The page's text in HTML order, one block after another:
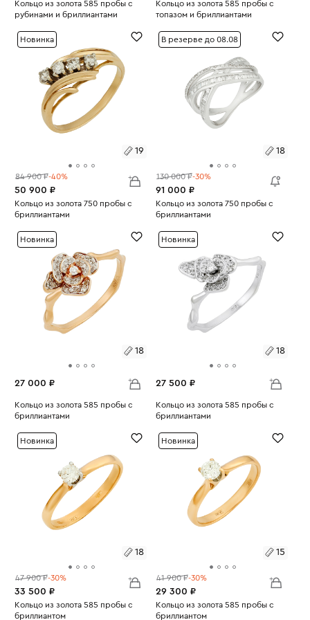
Размеры:
Кольцо из золота 585 пробы с
рубинами и бриллиантами
Размеры:
Кольцо из золота 585 пробы с
топазом и бриллиантами
Новинка
19
84 900 ₽-40%
50 900 ₽
Размеры:
Кольцо из золота 750 пробы с
бриллиантами
В резерве до 08.08
18
130 000 ₽-30%
91 000 ₽
Размеры:
Кольцо из золота 750 пробы с
бриллиантами
Новинка
18
27 000 ₽
Размеры:
Кольцо из золота 585 пробы с
бриллиантами
Новинка
18
27 500 ₽
Размеры:
Кольцо из золота 585 пробы с
бриллиантами
Новинка
18
47 900 ₽-30%
33 500 ₽
Размеры:
Кольцо из золота 585 пробы с
бриллиантом
Новинка
15
41 900 ₽-30%
29 300 ₽
Размеры:
Кольцо из золота 585 пробы с
бриллиантом